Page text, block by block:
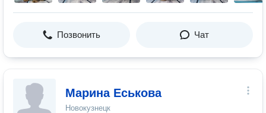
Позвонить Чат
Марина Еськова
Новокузнецк